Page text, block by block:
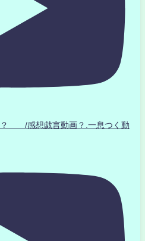
？ /感想戯言動画？.一息つく動